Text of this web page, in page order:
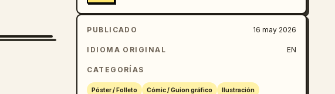
PUBLICADO 16 may 2026
IDIOMA ORIGINAL EN
CATEGORÍAS
Póster / Folleto Cómic / Guion gráfico Ilustración